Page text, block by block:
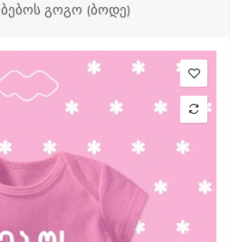
ბებოს გოგო (ბოდე)